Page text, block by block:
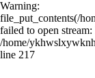
Warning:
file_put_contents(/
failed to open
/home/
line 217